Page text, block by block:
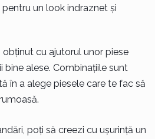
un look indraznet și
cu ajutorul unor piese
bine alese. Combinațiile sunt
în a alege piesele care te fac să
poți să creezi cu ușurință un